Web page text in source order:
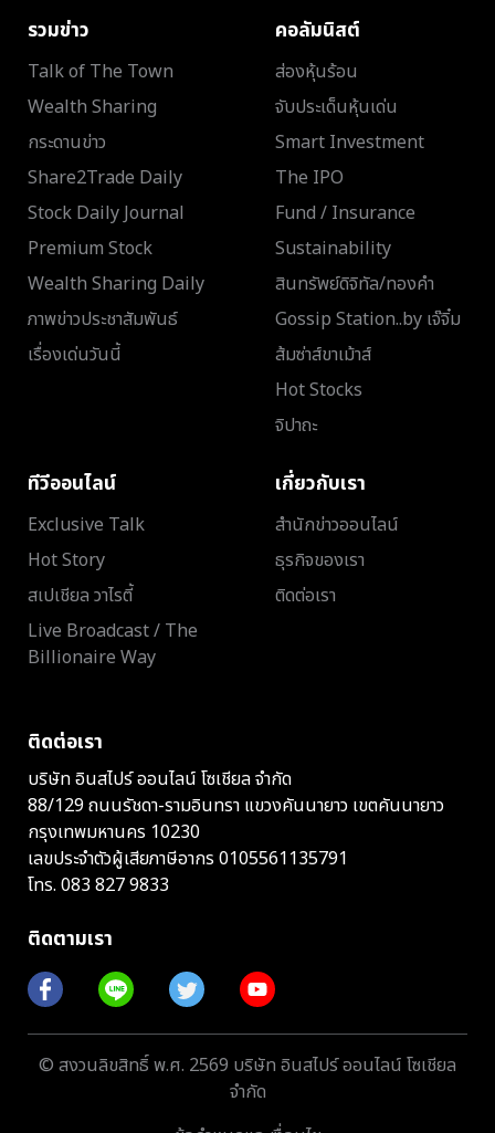
รวมข่าว
Talk of The Town
Wealth Sharing
กระดานข่าว
Share2Trade Daily
Stock Daily Journal
Premium Stock
Wealth Sharing Daily
ภาพข่าวประชาสัมพันธ์
เรื่องเด่นวันนี้
คอลัมนิสต์
ส่องหุ้นร้อน
จับประเด็นหุ้นเด่น
Smart Investment
The IPO
Fund / Insurance
Sustainability
สินทรัพย์ดิจิทัล/ทองคำ
Gossip Station..by เจ๊จิ๋ม
ส้มซ่าส์ขาเม้าส์
Hot Stocks
จิปาถะ
ทีวีออนไลน์
Exclusive Talk
Hot Story
สเปเชียล วาไรตี้
Live Broadcast / The
Billionaire Way
เกี่ยวกับเรา
สำนักข่าวออนไลน์
ธุรกิจของเรา
ติดต่อเรา
ติดต่อเรา
บริษัท อินสไปร์ ออนไลน์ โซเชียล จำกัด
88/129 ถนนรัชดา-รามอินทรา แขวงคันนายาว เขตคันนายาว
กรุงเทพมหานคร 10230
เลขประจำตัวผู้เสียภาษีอากร 0105561135791
โทร. 083 827 9833
ติดตามเรา
© สงวนลิขสิทธิ์ พ.ศ. 2569 บริษัท อินสไปร์ ออนไลน์ โซเชียล
จำกัด